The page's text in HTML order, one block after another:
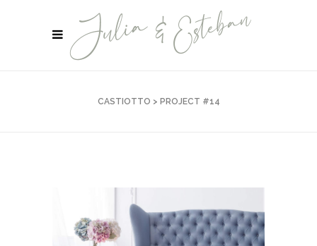
CASTIOTTO > PROJECT #14